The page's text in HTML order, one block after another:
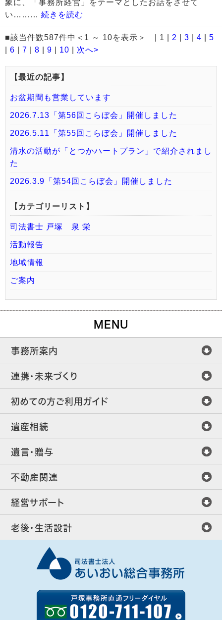
象に、「事務所経営」をテーマとしたお話をさせて
い……… 続きを読む
■該当件数587件中＜1 ～ 10を表示＞ | 1 | 2 3 4
5
6 7 8 9 10 次へ>
【最近の記事】
お盆期間も営業しています
2026.7.13「第56回こらぼ会」開催しました
2026.5.11「第55回こらぼ会」開催しました
清水の活動が「とつかハートプラン」で紹介されまし
た
2026.3.9「第54回こらぼ会」開催しました
【カテゴリーリスト】
司法書士 戸塚 泉 栄
活動報告
地域情報
ご案内
MENU
事務所案内
連携・未来づくり
初めての方ご利用ガイド
遺産相続
遺言・贈与
不動産関連
経営サポート
老後・生活設計